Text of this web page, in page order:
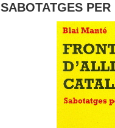
SABOTATGES